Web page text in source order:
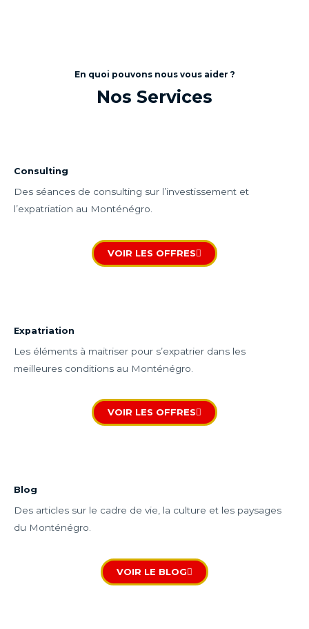
En quoi pouvons nous vous aider ?
Nos Services
Consulting
Des séances de consulting sur l’investissement et
l’expatriation au Monténégro.
VOIR LES OFFRES
Expatriation
Les éléments à maitriser pour s’expatrier dans les
meilleures conditions au Monténégro.
VOIR LES OFFRES
Blog
Des articles sur le cadre de vie, la culture et les paysages
du Monténégro.
VOIR LE BLOG